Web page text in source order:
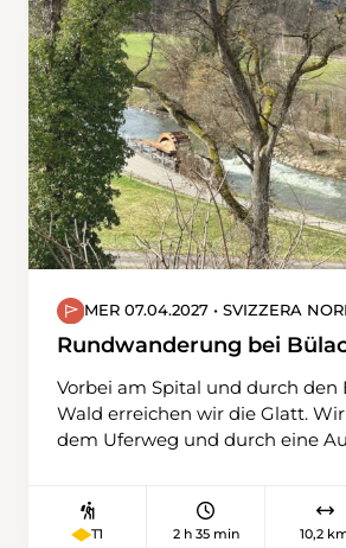
geniessen wir eine ruhige,
Wanderung durch offene
Ausblicke.Unterwegs kreuzen
Burgruinen, die unsere Aussicht
bereichern. Über Singen fahren
nach Schaffhausen.
MER 07.04.2027 • SVIZZERA
Rundwanderung bei
Vorbei am Spital und durch den
Wald erreichen wir die Glatt.
dem Uferweg und durch eine
zur Station Glattfelden hinauf.
T1 2 h 35 min 10,2